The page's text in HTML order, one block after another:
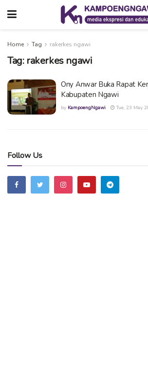
Home Tag rakerkes ngawi
Tag: rakerkes ngawi
Ony Anwar Buka Rapat
Kabupaten Ngawi
by KampoengNgawi Tue, 23 May
Follow Us